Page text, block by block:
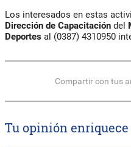
Los interesados en estas
Dirección de Capacitación del
Deportes al (0387) 4310950
Compartir con tus
Tu opinión